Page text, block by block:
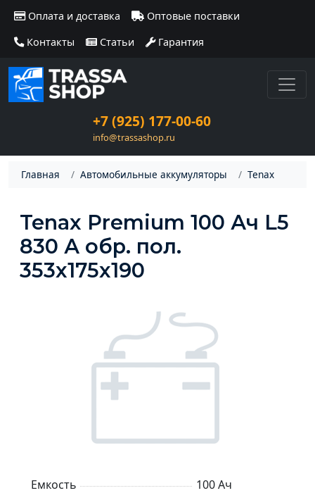
Оплата и доставка
Оптовые поставки
Контакты
Статьи Гарантия
+7 (925) 177-00-60
info@trassashop.ru
Главная Автомобильные аккумуляторы Tenax
Tenax Premium 100 Ач L5
830 А обр. пол.
353x175x190
Емкость
100 Ач